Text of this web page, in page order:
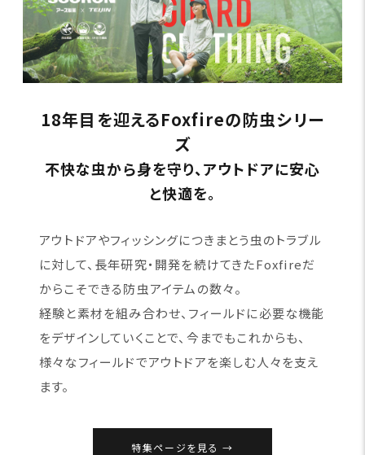
18年目を迎えるFoxfireの防虫シリー
ズ
不快な虫から身を守り、アウトドアに安心
と快適を。
アウトドアやフィッシングにつきまとう虫のトラブル
に対して、長年研究・開発を続けてきたFoxfireだ
からこそできる防虫アイテムの数々。
経験と素材を組み合わせ、フィールドに必要な機能
をデザインしていくことで、今までもこれからも、
様々なフィールドでアウトドアを楽しむ人々を支え
ます。
特集ページを見る